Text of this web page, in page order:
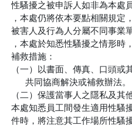
性騷擾之被申訴人如非為本處
，本處仍將依本要點相關規定
被害人及行為人分屬不同事業
，本處於知悉性騷擾之情形時
補救措施：
（一）以書面、傳真、口頭
      共同協商解決或補救辦法。
（二）保護當事人之隱私及其
本處知悉員工間發生適用性騷
件時，將注意其工作場所性騷